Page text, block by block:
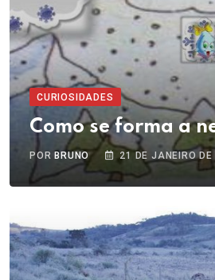
CURIOSIDADES
Como se forma a
POR BRUNO 21 DE JANEIRO